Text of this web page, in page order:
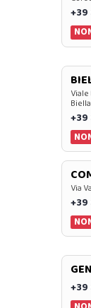
+39
+39
Via
+39
+39